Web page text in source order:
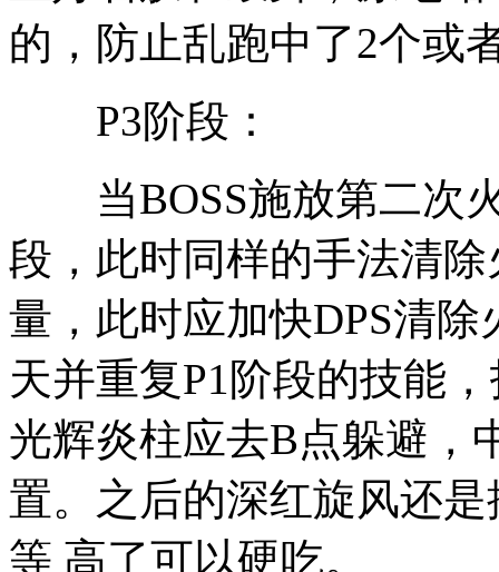
的，防止乱跑中了2个或
P3阶段：
当BOSS施放第二次火
段，此时同样的手法清
量，此时应加快DPS清
天并重复P1阶段的技能
光辉炎柱应去B点躲避，
置。之后的深红旋风还
等 高了可以硬吃。